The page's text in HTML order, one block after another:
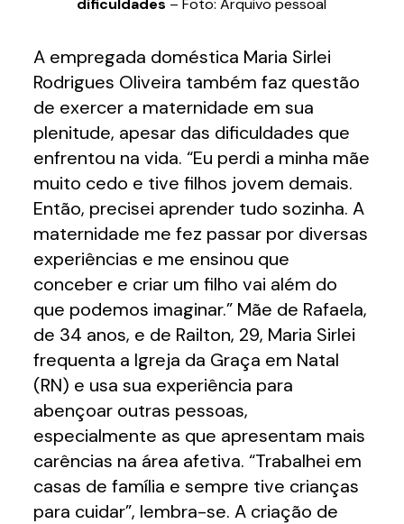
dificuldades – Foto: Arquivo pessoal
A empregada doméstica Maria Sirlei
Rodrigues Oliveira também faz questão
de exercer a maternidade em sua
plenitude, apesar das dificuldades que
enfrentou na vida. “Eu perdi a minha mãe
muito cedo e tive filhos jovem demais.
Então, precisei aprender tudo sozinha. A
maternidade me fez passar por diversas
experiências e me ensinou que
conceber e criar um filho vai além do
que podemos imaginar.” Mãe de Rafaela,
de 34 anos, e de Railton, 29, Maria Sirlei
frequenta a Igreja da Graça em Natal
(RN) e usa sua experiência para
abençoar outras pessoas,
especialmente as que apresentam mais
carências na área afetiva. “Trabalhei em
casas de família e sempre tive crianças
para cuidar”, lembra-se. A criação de